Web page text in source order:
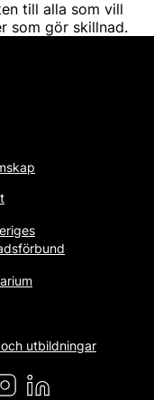
till alla som vill
som gör skillnad.
utbildningar